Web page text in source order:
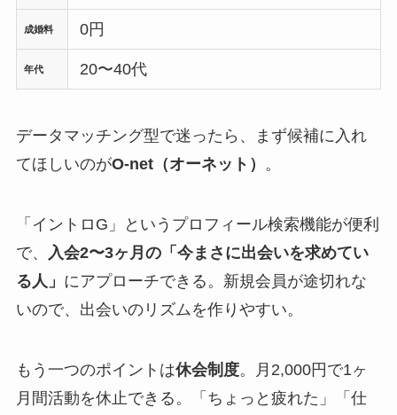
成婚料 0円
年代 20〜40代
データマッチング型で迷ったら、まず候補に入れ
てほしいのがO-net（オーネット） 。
「イントロG」というプロフィール検索機能が便利
で、
入会2〜3ヶ月の「今まさに出会いを求めてい
る人」 にアプローチできる。新規会員が途切れな
いので、出会いのリズムを作りやすい。
もう一つのポイントは休会制度。月2,000円で1ヶ
月間活動を休止できる。「ちょっと疲れた」「仕